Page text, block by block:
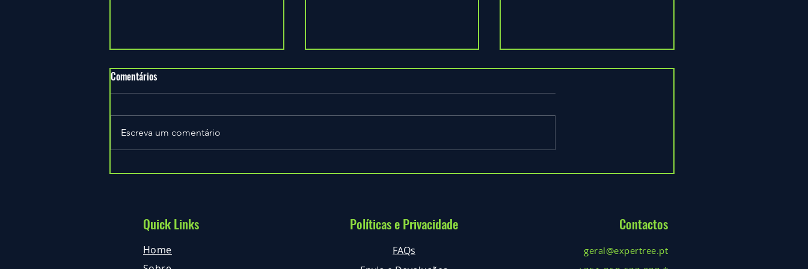
Junta-te à equipa ExperTree
Comentários
Escreva um comentário
Quick Links
Home
Políticas e Privacidade
FAQs
Contactos
geral@expertree.pt